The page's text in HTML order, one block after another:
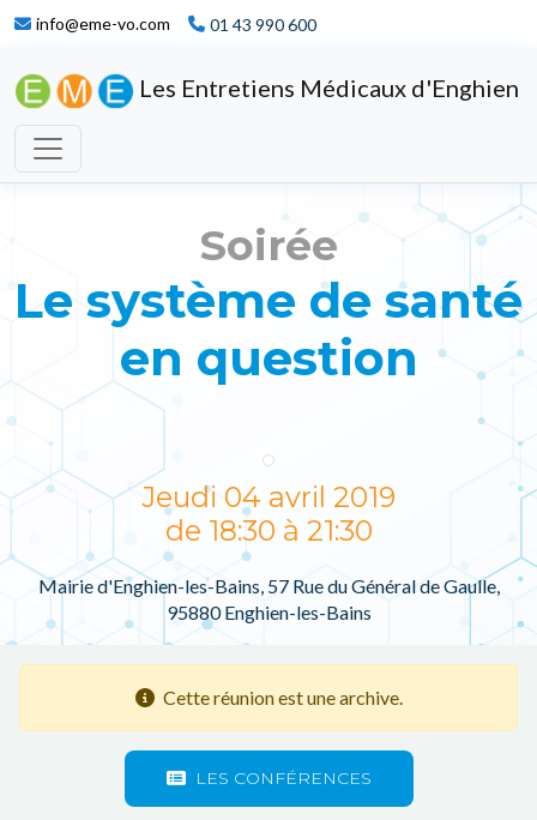
info@eme-vo.com 01 43 990 600
Les Entretiens Médicaux d'Enghien
Soirée
Le système de santé
en question
Jeudi 04 avril 2019
de 18:30 à 21:30
Mairie d'Enghien-les-Bains, 57 Rue du Général de Gaulle,
95880 Enghien-les-Bains
Cette réunion est une archive.
LES CONFÉRENCES